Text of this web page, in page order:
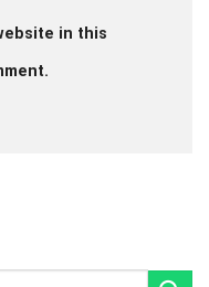
in this